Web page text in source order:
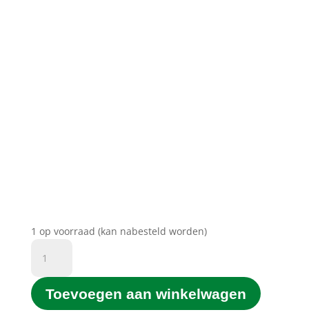
1 op voorraad (kan nabesteld worden)
Printgroen®
huismerk.
Toner
TN2000
Toevoegen aan winkelwagen